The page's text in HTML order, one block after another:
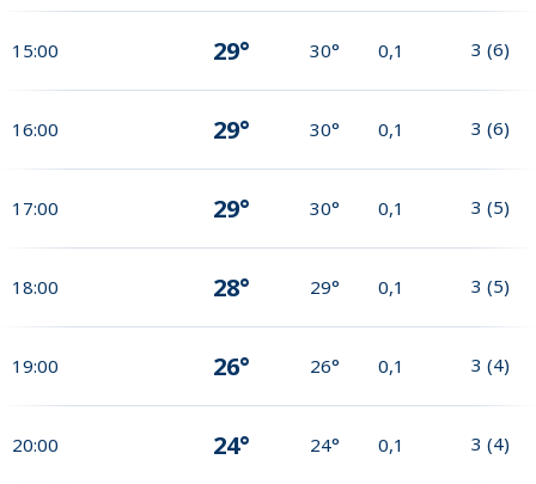
15:00 29° 30° 0,1 3 (6)
16:00 29° 30° 0,1 3 (6)
17:00 29° 30° 0,1 3 (5)
18:00 28° 29° 0,1 3 (5)
19:00 26° 26° 0,1 3 (4)
20:00 24° 24° 0,1 3 (4)